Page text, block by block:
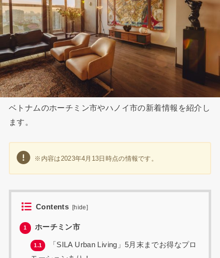
ベトナムのホーチミン市やハノイ市の新着情報を紹介し
ます。
※内容は2023年4月13日時点の情報です。
Contents [hide]
1 ホーチミン市
1.1
「SILA Urban Living」5月末までお得なプロ